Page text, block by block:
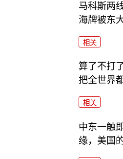
马科斯两
海牌被东
相关
算了不打
把全世界
相关
中东一触
缘，美国